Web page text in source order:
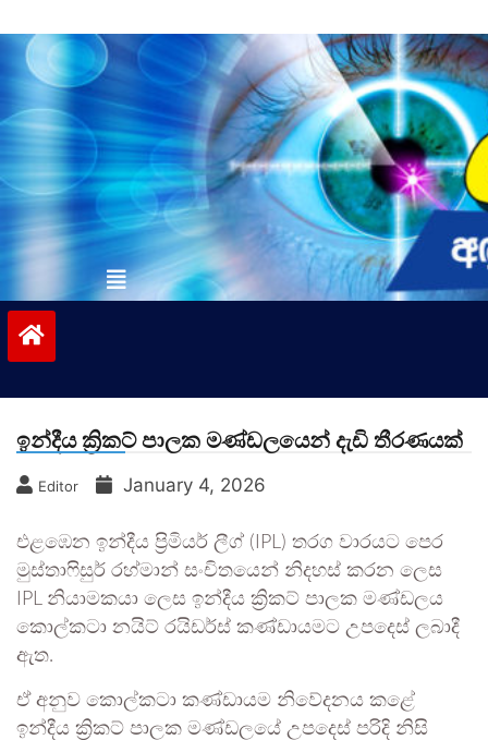
to
contentvinivida.lk
ඉන්දීය ක්‍රිකට් පාලක මණ්ඩලයෙන් දැඩි තීරණයක්
Editor January 4, 2026
එළඹෙන ඉන්දීය ප්‍රිමියර් ලීග් (IPL) තරග වාරයට පෙර
මුස්තාෆිසුර් රහ්මාන් සංචිතයෙන් නිදහස් කරන ලෙස
IPL නියාමකයා ලෙස ඉන්දීය ක්‍රිකට් පාලක මණ්ඩලය
කොල්කටා නයිට් රයිඩර්ස් කණ්ඩායමට උපදෙස් ලබාදී
ඇත.
ඒ අනුව කොල්කටා කණ්ඩායම නිවේදනය කළේ
ඉන්දීය ක්‍රිකට් පාලක මණ්ඩලයේ උපදෙස් පරිදි නිසි